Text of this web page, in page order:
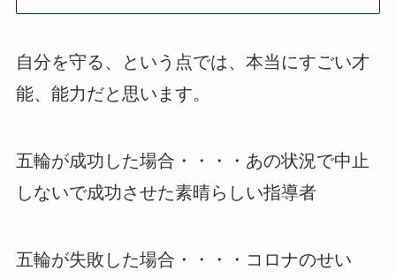
自分を守る、という点では、本当にすごい才
能、能力だと思います。
五輪が成功した場合・・・・あの状況で中止
しないで成功させた素晴らしい指導者
五輪が失敗した場合・・・・コロナのせい